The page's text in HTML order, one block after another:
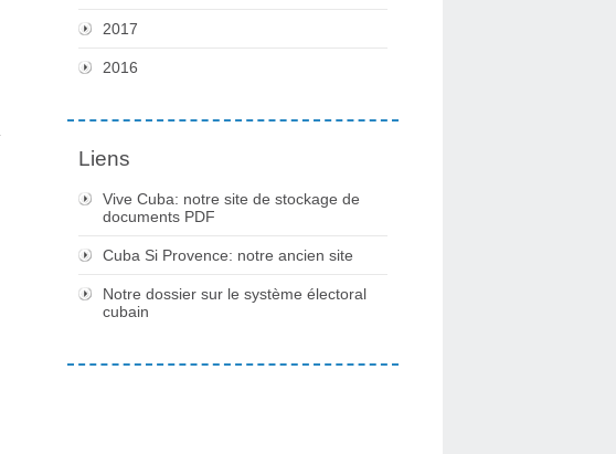
2017
2016
Liens
Vive Cuba: notre site de stockage de
documents PDF
Cuba Si Provence: notre ancien site
Notre dossier sur le système électoral
cubain